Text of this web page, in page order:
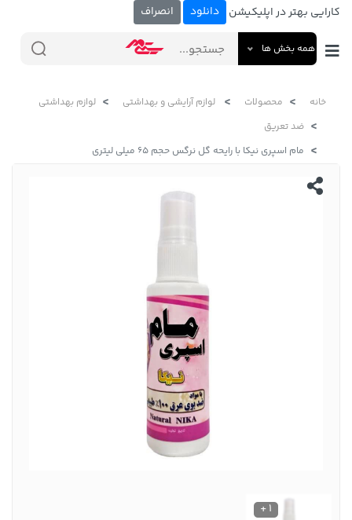
کارایی بهتر در اپلیکیشن دانلود انصراف
همه بخش ها
خانه محصولات لوازم آرایشی و بهداشتی
لوازم بهداشتی
ضد تعریق
مام اسپری نیکا با رایحه گل نرگس حجم 65 میلی لیتری
1 +